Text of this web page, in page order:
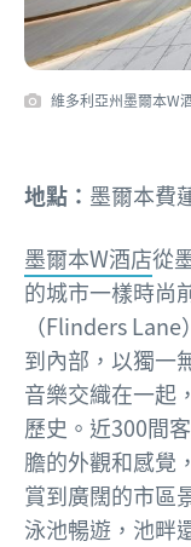
維多利亞州墨爾本W
地點： 墨爾本費
墨爾本W酒店從
的城市一樣時尚
（Flinders
到內部，以獨一
音樂交織在一起
歷史。近300間
膽的外觀和感覺
賞到廣闊的市區
泳池暢遊，池畔